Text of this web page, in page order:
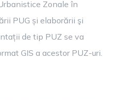
Zonale în
PUG și elaborării şi
de tip PUZ se va
GIS a acestor PUZ-uri.